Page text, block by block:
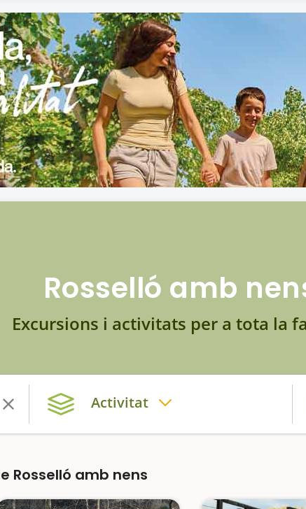
Rosselló amb
Excursions i activitats per a tota la
Activitat
Rosselló amb nens